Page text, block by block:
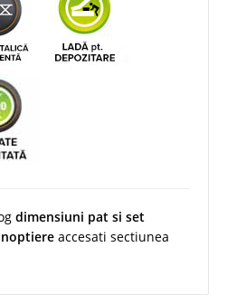
dimensiuni pat si set
accesati sectiunea